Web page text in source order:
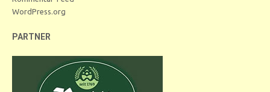
WordPress.org
PARTNER